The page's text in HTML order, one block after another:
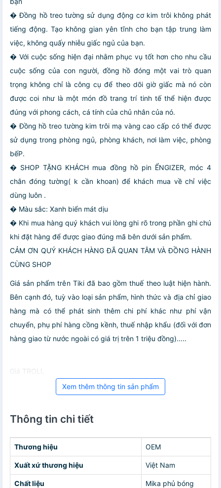
� Đồng hồ treo tường sử dụng động cơ kim trôi không phát
tiếng động. Tạo không gian yên tĩnh cho bạn tập trung làm
việc, không quấy nhiễu giấc ngủ của bạn.
� Với cuộc sống hiện đại nhằm phục vụ tốt hơn cho nhu cầu
cuộc sống của con người, đồng hồ đóng một vai trò quan
trọng không chỉ là công cụ để theo dõi giờ giấc mà nó còn
được coi như là một món đồ trang trí tinh tế thể hiện được
đúng với phong cách, cá tính của chủ nhân của nó.
� Đồng hồ treo tường kim trôi mạ vàng cao cấp có thể được
sử dụng trong phòng ngủ, phòng khách, nơi làm việc, phòng
bếP.
� SHOP TẶNG KHÁCH mua đồng hồ pin ỂNGIZER, móc 4
chân đóng tường( k cần khoan) để khách mua về chỉ việc
dùng luôn .
� Màu sắc: Xanh biển mát dịu
� Khi mua hàng quý khách vui lòng ghi rõ trong phần ghi chú
khi đặt hàng để được giao đúng mã bên dưới sản phẩm.
CẢM ƠN QUÝ KHÁCH HÀNG ĐÃ QUAN TÂM VÀ ĐỒNG HÀNH
CÙNG SHOP
Giá sản phẩm trên Tiki đã bao gồm thuế theo luật hiện hành.
Bên cạnh đó, tuỳ vào loại sản phẩm, hình thức và địa chỉ giao
hàng mà có thể phát sinh thêm chi phí khác như phí vận
chuyển, phụ phí hàng cồng kềnh, thuế nhập khẩu (đối với đơn
hàng giao từ nước ngoài có giá trị trên 1 triệu đồng).....
Giá TROLL
Xem thêm thông tin sản phẩm
Thông tin chi tiết
Thương hiệu OEM
Xuất xứ thương hiệu Việt Nam
Chất liệu Mika phủ bóng